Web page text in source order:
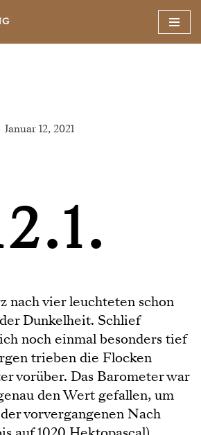
Januar 12, 2021
nach vier leuchteten schon
Dunkelheit. Schlief
noch einmal besonders tief
trieben die Flocken
vorüber. Das Barometer war
den Wert gefallen, um
vorvergangenen Nach